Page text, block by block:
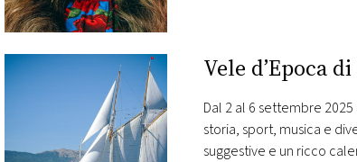
Vele d’Epoca
Dal 2 al 6 settembre
storia, sport, musica e
suggestive e un ricco